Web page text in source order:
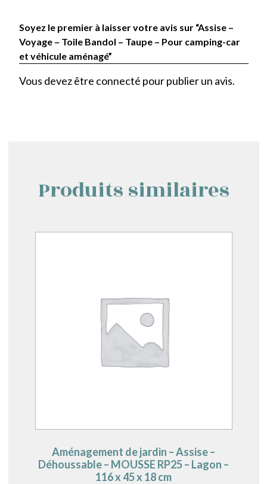
Soyez le premier à laisser votre avis sur “Assise –
Voyage – Toile Bandol – Taupe – Pour camping-car
et véhicule aménagé”
Vous devez être connecté pour publier un avis.
Produits similaires
Aménagement de jardin – Assise –
Déhoussable – MOUSSE RP25 – Lagon –
116 x 45 x 18 cm